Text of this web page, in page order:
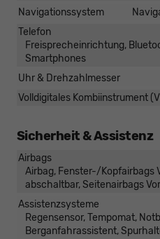
Navigationssystem
Telefon
Freisprecheinrichtung,
Smartphones
Uhr & Drehzahlmesser
Volldigitales Kombiinstrument
Sicherheit & Assistenz
Airbags
Airbag, Fenster-/Kopfairbags
abschaltbar, Seitenairbags
Assistenzsysteme
Regensensor, Tempomat,
Berganfahrassistent,